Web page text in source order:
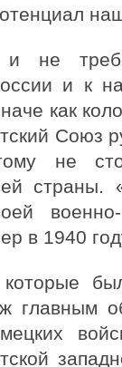
и не
и к
как
Союз
не
страны.
в 1940
главным